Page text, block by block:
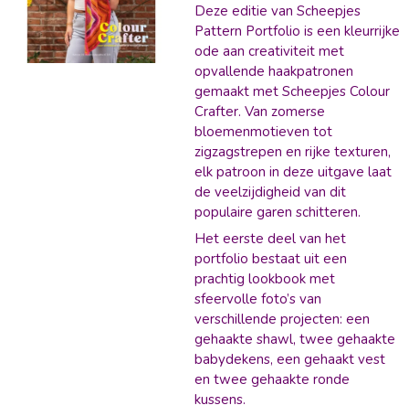
Deze editie van Scheepjes
Pattern Portfolio is een kleurrijke
ode aan creativiteit met
opvallende haakpatronen
gemaakt met Scheepjes Colour
Crafter. Van zomerse
bloemenmotieven tot
zigzagstrepen en rijke texturen,
elk patroon in deze uitgave laat
de veelzijdigheid van dit
populaire garen schitteren.
Het eerste deel van het
portfolio bestaat uit een
prachtig lookbook met
sfeervolle foto’s van
verschillende projecten: een
gehaakte shawl, twee gehaakte
babydekens, een gehaakt vest
en twee gehaakte ronde
kussens.